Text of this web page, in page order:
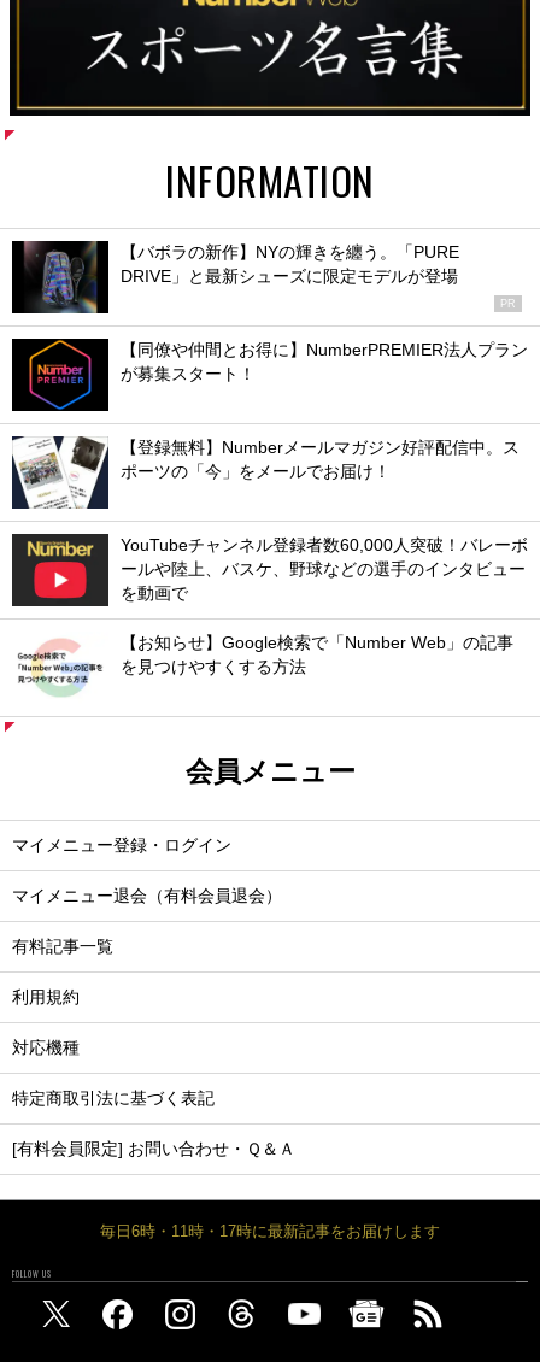
INFORMATION
【バボラの新作】NYの輝きを纏う。「PURE
DRIVE」と最新シューズに限定モデルが登場
PR
【同僚や仲間とお得に】NumberPREMIER法人プラン
が募集スタート！
【登録無料】Numberメールマガジン好評配信中。ス
ポーツの「今」をメールでお届け！
YouTubeチャンネル登録者数60,000人突破！バレーボ
ールや陸上、バスケ、野球などの選手のインタビュー
を動画で
【お知らせ】Google検索で「Number Web」の記事
を見つけやすくする方法
会員メニュー
マイメニュー登録・ログイン
マイメニュー退会（有料会員退会）
有料記事一覧
利用規約
対応機種
特定商取引法に基づく表記
[有料会員限定] お問い合わせ・Ｑ＆Ａ
毎日6時・11時・17時に最新記事をお届けします
FOLLOW US